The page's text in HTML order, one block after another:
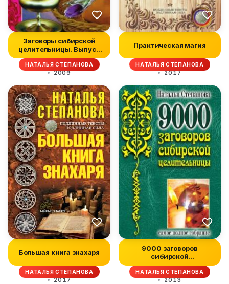
Заговоры сибирской
целительницы. Выпуск
02
НАТАЛЬЯ СТЕПАНОВА
2009
Практическая магия
НАТАЛЬЯ СТЕПАНОВА
2017
Большая книга знахаря
НАТАЛЬЯ СТЕПАНОВА
2017
9000 заговоров
сибирской
целительницы. Самое
полно...
НАТАЛЬЯ СТЕПАНОВА
2013